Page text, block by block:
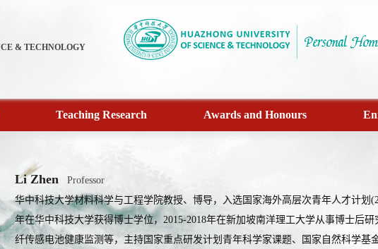
& TECHNOLOGY
Teaching Research Awards and Honours
Li Zhen
Professor
华中科技大学材料科学与工程学院教授、博导，入选国家海外高层次青年人才计划
年在华中科技大学获得博士学位，2015-2018年在新加坡南洋理工大学从事博士后
纤传感电池健康监测等，主持国家重点研发计划青年科学家课题、国家自然科学基